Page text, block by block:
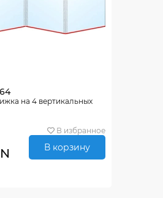
на 4 вертикальных
В избранное
В корзину